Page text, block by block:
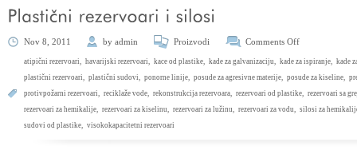
Nov 8, 2011 by admin Proizvodi Comments Off
atipični rezervoari, havarijski rezervoari, kace od plastike, kade za galvanizaciju, kade za ispiranje, kade
plastični rezervoari, plastični sudovi, ponorne linije, posude za agresivne materije, posude za kiseline,
protivpožarni rezervoari, reciklaže vode, rekonstrukcija rezervoara, rezervoari od plastike, rezervoari sa
rezervoari za hemikalije, rezervoari za kiselinu, rezervoari za lužinu, rezervoari za vodu, silosi za
sudovi od plastike, visokokapacitetni rezervoari